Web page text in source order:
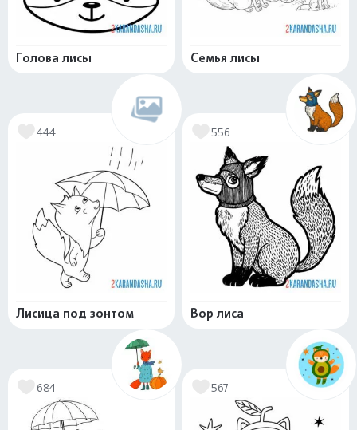
Голова лисы Семья лисы
444
Лисица под зонтом
556
Вор лиса
684 567